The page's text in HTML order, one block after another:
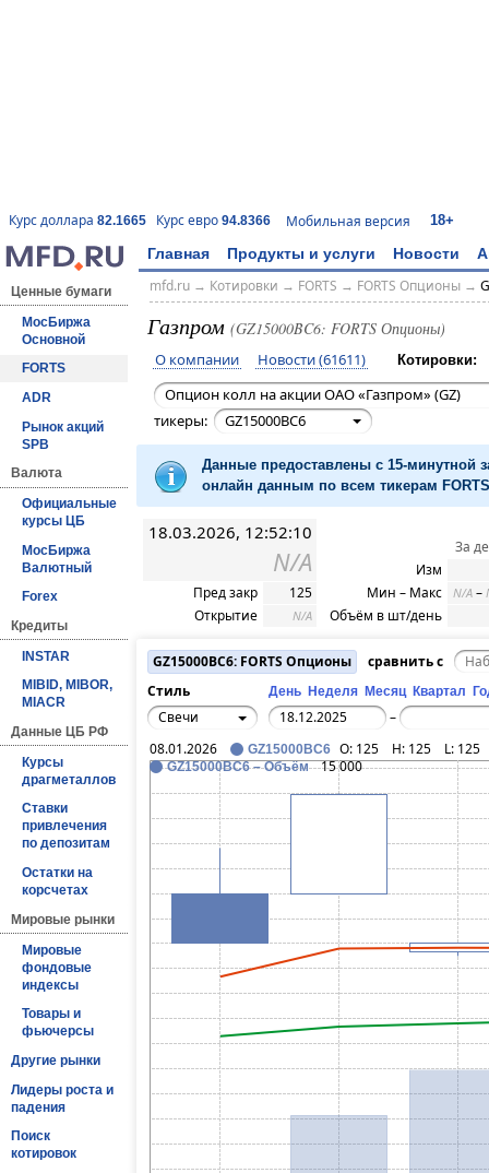
Курс доллара 82.1665 Курс евро 94.8366 Мобильная версия 18+
Главная Продукты и услуги Новости
Ценные бумаги
МосБиржа
Основной
FORTS
ADR
Рынок акций
SPB
Валюта
Официальные
курсы ЦБ
МосБиржа
Валютный
Forex
Кредиты
INSTAR
MIBID, MIBOR,
MIACR
Данные ЦБ РФ
Курсы
драгметаллов
Ставки
привлечения
по депозитам
Остатки на
корсчетах
Мировые рынки
Мировые
фондовые
индексы
Товары и
фьючерсы
Другие рынки
Лидеры роста и
падения
Поиск
котировок
mfd.ru→ Котировки → FORTS → FORTS Опционы→
Газпром (GZ15000BC6: FORTS Опционы)
О компании Новости (61611) Котировки:
Опцион колл на акции ОАО «Газпром» (GZ)
тикеры:
GZ15000BC6
Данные предоставлены с 15-минутной
онлайн данным по всем тикерам
18.03.2026, 12:52:10
N/A
Пред закр
125
Открытие
N/A
За
Изм
Мин – Макс
N/A –
Объём в шт/день
GZ15000BC6: FORTS Опционы
сравнить с
Стиль
День Неделя Месяц Квартал
Свечи
–
08.01.2026
GZ15000BC6 O: 125 H: 125 L: 125
GZ15000BC6 – Объём 15 000